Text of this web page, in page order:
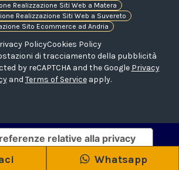
Realizzazione Siti Web a Matera
Realizzazione Siti Web a Suvereto
Sito Ecommerce ad Andria
PolicyCookies Policy
di tracciamento della pubblicità
by reCAPTCHA and the Google Privacy
and Terms of Serviceapply.
Whatsapp
raccolta
relative alla privacy